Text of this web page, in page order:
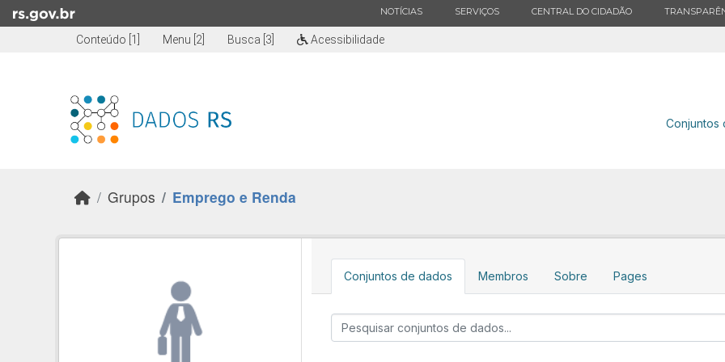
Skip to main content ESTADO
NOTÍCIAS ESTADO
SERVIÇOS ESTADO
CENTRAL DO CIDADÃO ESTADO
Conteúdo [1] Menu [2] Busca [3] Acessibilidade
Conjuntos
Grupos Emprego e Renda
Conjuntos de dados Membros Sobre Pages